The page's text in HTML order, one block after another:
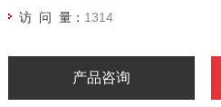
访 问 量： 1314
产品咨询